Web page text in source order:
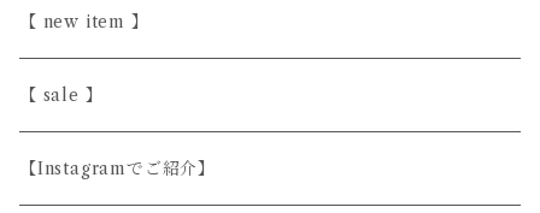
こいずみちはる
斎藤奈月
シサム工房
美濃焼
益子焼
半磁器・せっ器
磁器
天然木
ほっこり愛らしい
シンプル
上品
【 new item 】
【 sale 】
【Instagramでご紹介】